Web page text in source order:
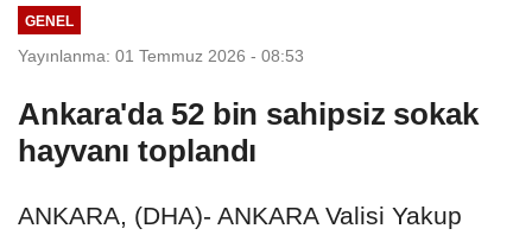
GENEL
Yayınlanma: 01 Temmuz 2026 - 08:53
Ankara'da 52 bin sahipsiz sokak
hayvanı toplandı
ANKARA, (DHA)- ANKARA Valisi Yakup